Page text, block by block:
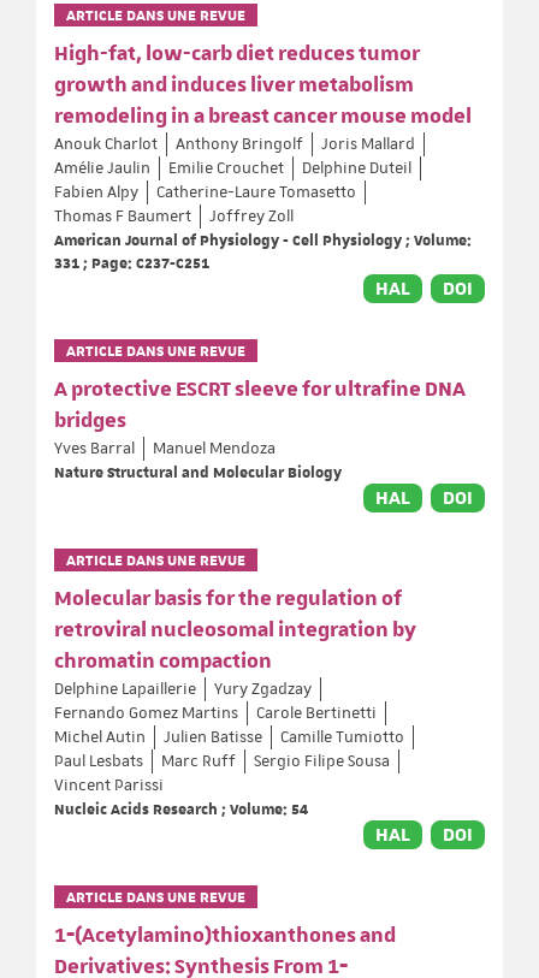
ARTICLE DANS UNE REVUE
High-fat, low-carb diet reduces tumor
growth and induces liver metabolism
remodeling in a breast cancer mouse model
Anouk Charlot Anthony Bringolf
Joris Mallard
Amélie Jaulin
Emilie Crouchet
Delphine Duteil
Fabien Alpy
Catherine-Laure Tomasetto
Thomas F Baumert
Joffrey Zoll
American Journal of Physiology - Cell Physiology ; Volume:
331 ; Page: C237-C251
HAL DOI
ARTICLE DANS UNE REVUE
A protective ESCRT sleeve for ultrafine DNA
bridges
Yves Barral
Manuel Mendoza
Nature Structural and Molecular Biology
HAL DOI
ARTICLE DANS UNE REVUE
Molecular basis for the regulation of
retroviral nucleosomal integration by
chromatin compaction
Delphine Lapaillerie
Yury Zgadzay
Fernando Gomez Martins
Carole Bertinetti
Michel Autin
Julien Batisse
Camille Tumiotto
Paul Lesbats
Marc Ruff
Sergio Filipe Sousa
Vincent Parissi
Nucleic Acids Research ; Volume: 54
HAL DOI
ARTICLE DANS UNE REVUE
1‐(Acetylamino)thioxanthones and
Derivatives: Synthesis From 1‐